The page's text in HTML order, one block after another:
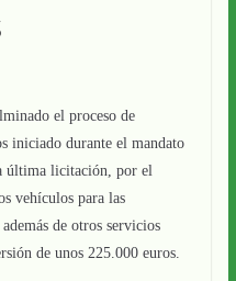
el proceso de
iniciado durante el mandato
última licitación, por el
vehículos para las
de otros servicios
de unos 225.000 euros.